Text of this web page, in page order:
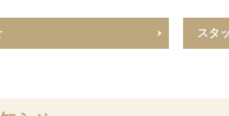
スタ